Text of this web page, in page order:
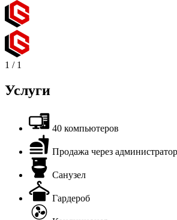
1 / 1
Услуги
40 компьютеров
Продажа через
Санузел
Гардероб